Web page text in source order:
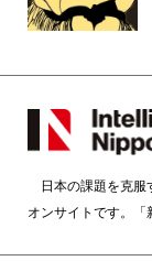
日本の課題を克服
オンサイトです。「